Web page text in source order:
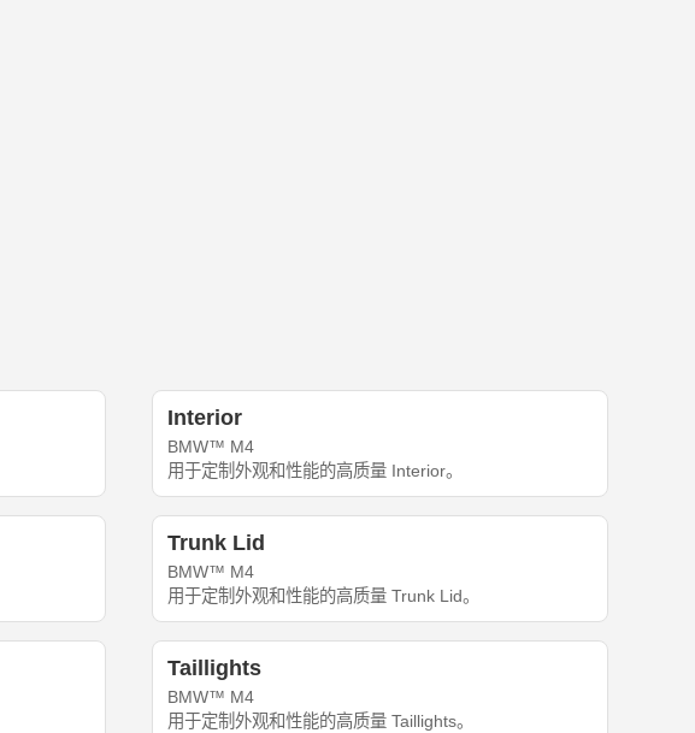
Interior
BMW™ M4
用于定制外观和性能的高质量 Interior。
Trunk Lid
BMW™ M4
用于定制外观和性能的高质量 Trunk Lid。
Taillights
BMW™ M4
用于定制外观和性能的高质量 Taillights。